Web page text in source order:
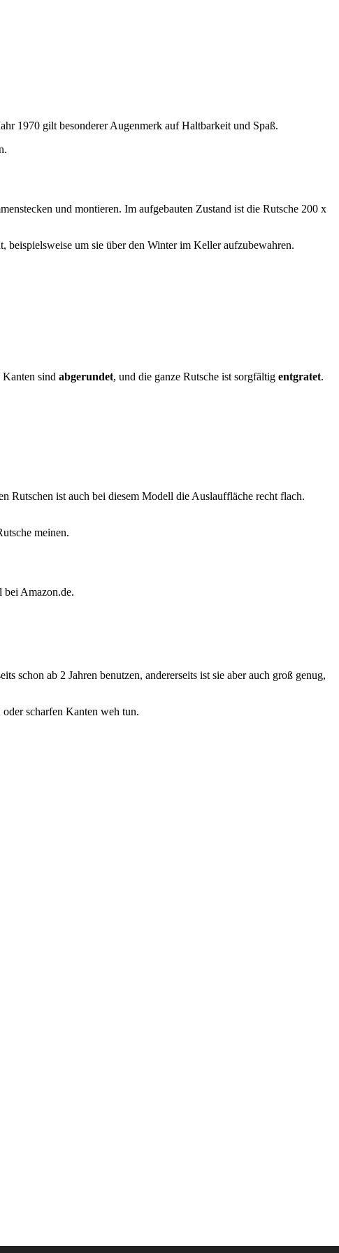
1970 gilt besonderer Augenmerk auf Haltbarkeit und Spaß.
und montieren. Im aufgebauten Zustand ist die Rutsche 200 x
beispielsweise um sie über den Winter im Keller aufzubewahren.
Kanten sind abgerundet, und die ganze Rutsche ist sorgfältig entgratet.
Rutschen ist auch bei diesem Modell die Auslauffläche recht flach.
meinen.
bei Amazon.de.
schon ab 2 Jahren benutzen, andererseits ist sie aber auch groß genug,
scharfen Kanten weh tun.